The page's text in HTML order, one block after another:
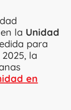
la Unidad
para
la
en